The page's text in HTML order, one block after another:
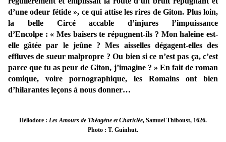
d’une odeur fétide », ce qui attise les rires de Giton. Plus loin,
la belle Circé accable d’injures l’impuissance
d’Encolpe : « Mes baisers te répugnent-ils ? Mon haleine est-
elle gâtée par le jeûne ? Mes aisselles dégagent-elles des
effluves de sueur malpropre ? Ou bien si ce n’est pas ça, c’est
parce que tu as peur de Giton, j’imagine ? » En fait de roman
comique, voire pornographique, les Romains ont bien
d’hilarantes leçons à nous donner…
Héliodore : Les Amours de Théagène et Chariclée, Samuel Thiboust, 1626.
Photo : T. Guinhut.